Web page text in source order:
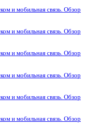
и мобильная связь. Обзор
и мобильная связь. Обзор
и мобильная связь. Обзор
и мобильная связь. Обзор
и мобильная связь. Обзор
и мобильная связь. Обзор